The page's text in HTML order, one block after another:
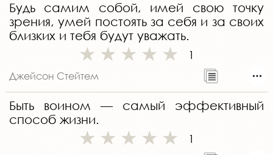
Будь самим собой, имей свою точку
зрения, умей постоять за себя и за своих
близких и тебя будут уважать.
1
Джейсон Стейтем
Быть воином — самый эффективный
способ жизни.
1